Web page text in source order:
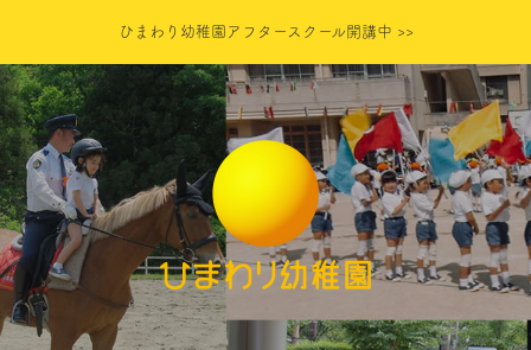
ひまわり幼稚園アフタースクール開講中 >>